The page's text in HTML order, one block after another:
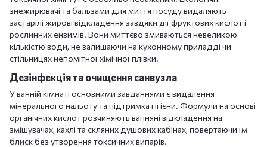
знежирювачі та бальзами для миття посуду видаляють
застарілі жирові відкладення завдяки дії фруктових кислот і
рослинних ензимів. Вони миттєво змиваються невеликою
кількістю води, не залишаючи на кухонному приладді чи
стільницях непомітної хімічної плівки.
Дезінфекція та очищення санвузла
У ванній кімнаті основними завданнями є видалення
мінерального нальоту та підтримка гігієни. Формули на основі
органічних кислот розчиняють вапняні відкладення на
змішувачах, кахлі та скляних душових кабінах, повертаючи їм
блиск без утворення токсичних випарів.